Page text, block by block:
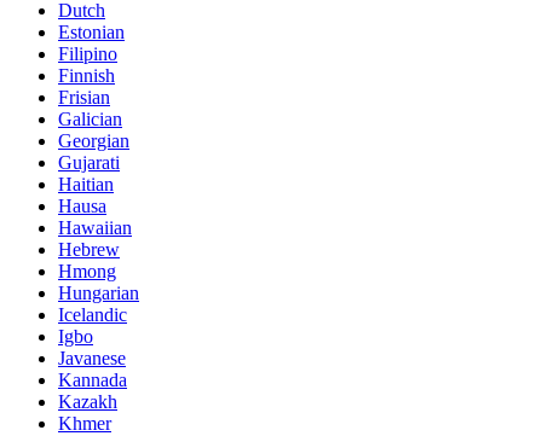
Dutch
Estonian
Filipino
Finnish
Frisian
Galician
Georgian
Gujarati
Haitian
Hausa
Hawaiian
Hebrew
Hmong
Hungarian
Icelandic
Igbo
Javanese
Kannada
Kazakh
Khmer